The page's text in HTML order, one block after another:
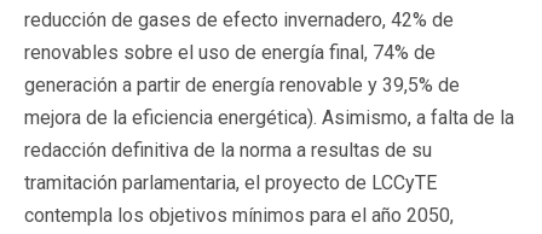
reducción de gases de efecto invernadero, 42% de
renovables sobre el uso de energía final, 74% de
generación a partir de energía renovable y 39,5% de
mejora de la eficiencia energética). Asimismo, a falta de la
redacción definitiva de la norma a resultas de su
tramitación parlamentaria, el proyecto de LCCyTE
contempla los objetivos mínimos para el año 2050,